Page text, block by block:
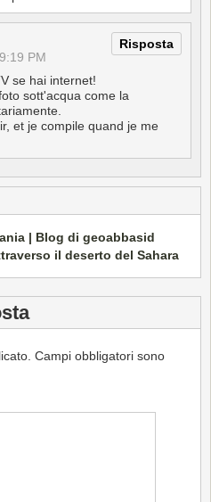
Risposta
PM
se hai internet!
sott'acqua come la
et je compile quand je me
| Blog di geoabbasid
il deserto del Sahara
Campi obbligatori sono